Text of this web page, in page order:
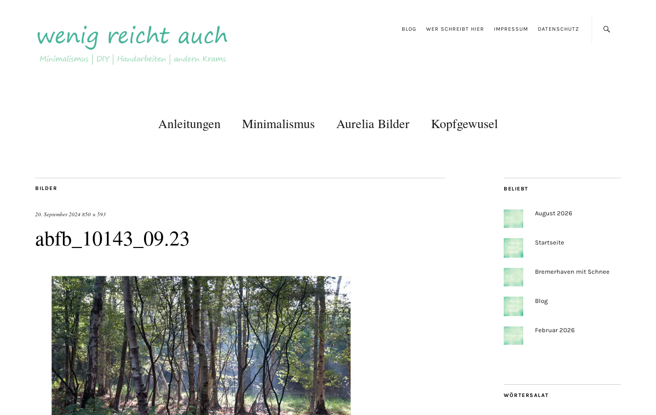
BLOG WER SCHREIBT HIER IMPRESSUM DATENSCHUTZ
Anleitungen Minimalismus Aurelia Bilder Kopfgewusel
BILDER
20. September 2024 850 × 593
abfb_10143_09.23
BELIEBT
August 2026
Startseite
Bremerhaven mit Schnee
Blog
Februar 2026
WÖRTERSALAT